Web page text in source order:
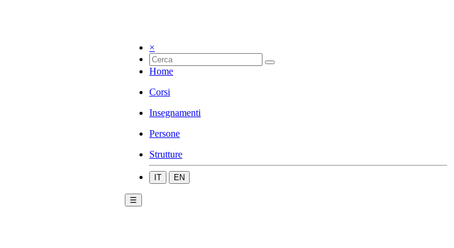
×
Home
Corsi
Insegnamenti
Persone
Strutture
IT EN
☰